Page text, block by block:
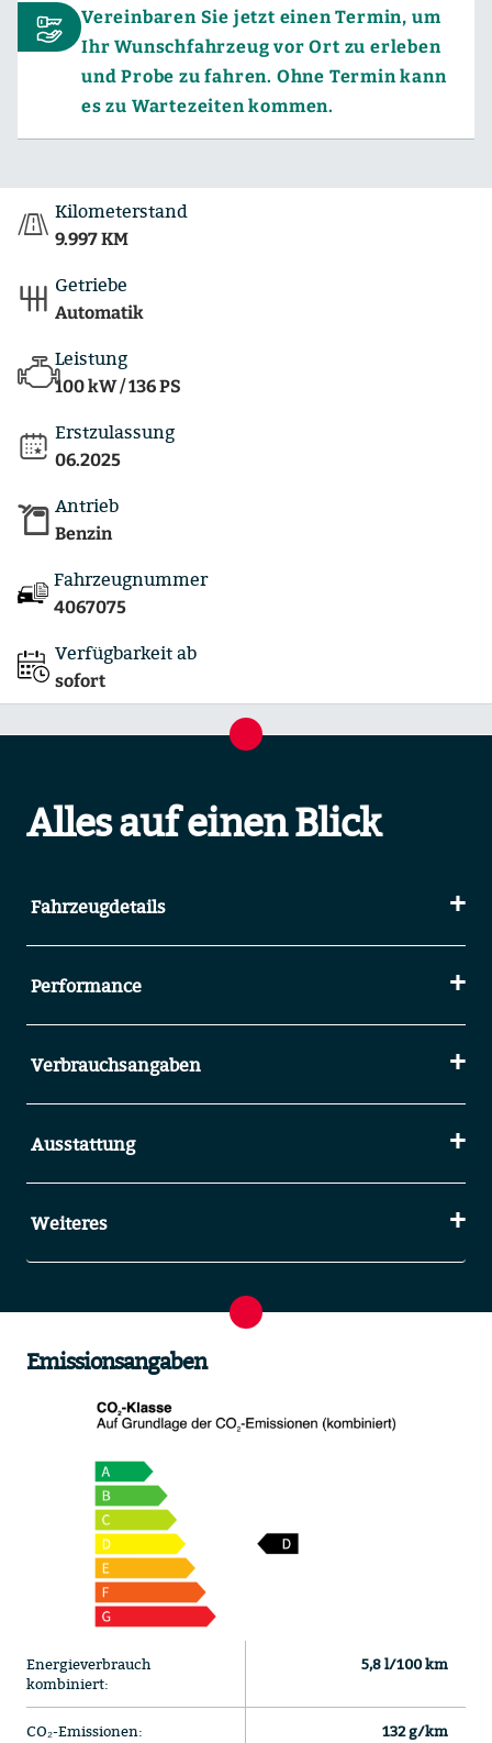
Vereinbaren Sie jetzt einen Termin, um
Ihr Wunschfahrzeug vor Ort zu erleben
und Probe zu fahren. Ohne Termin kann
es zu Wartezeiten kommen.
Kilometerstand
9.997 KM
Getriebe
Automatik
Leistung
100 kW / 136 PS
Erstzulassung
06.2025
Antrieb
Benzin
Fahrzeugnummer
4067075
Verfügbarkeit ab
sofort
Alles auf einen Blick
Fahrzeugdetails
Performance
Verbrauchsangaben
Ausstattung
Weiteres
Emissionsangaben
Energieverbrauch
kombiniert:
5,8 l/100 km
CO₂-Emissionen: 132 g/km